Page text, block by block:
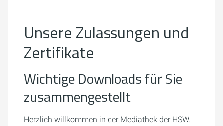
Unsere Zulassungen und
Zertifikate
Wichtige Downloads für Sie
zusammengestellt
Herzlich willkommen in der Mediathek der HSW.